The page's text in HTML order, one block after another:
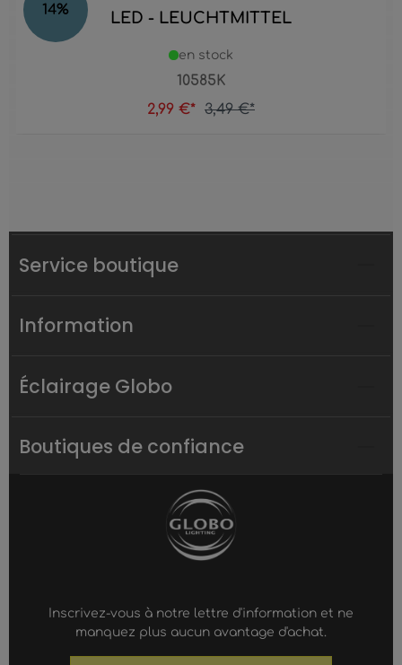
14% LED - LEUCHTMITTEL
10585K
en stock
2,99 €* 3,49 €*
Service boutique
Information
Éclairage Globo
Boutiques de confiance
Inscrivez-vous à notre lettre d'information et ne
manquez plus aucun avantage d'achat.